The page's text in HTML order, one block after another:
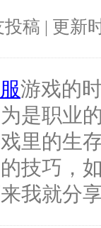
稿 | 更新
游戏的
是职业
里的生
技巧，
我就分